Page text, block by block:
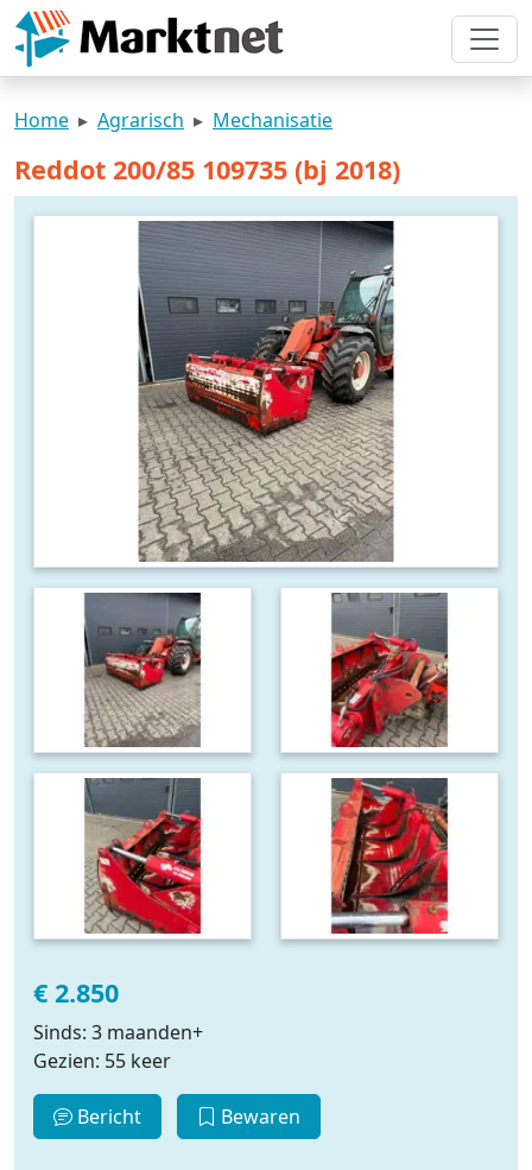
Home Agrarisch Mechanisatie
Reddot 200/85 109735 (bj 2018)
€ 2.850
Sinds: 3 maanden+
Gezien: 55 keer
Bericht Bewaren